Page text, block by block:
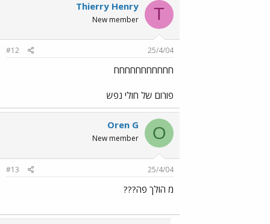
T
Thierry Henry
New member
25/4/04
#12
חחחחחחחחחחח
פורום של חולי נפש
O
Oren G
New member
25/4/04
#13
מ הולך פה???